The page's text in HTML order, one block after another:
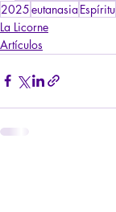
2025eutanasia Espíritu
La Licorne
Artículos